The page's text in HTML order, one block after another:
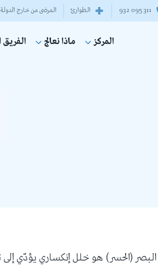
932 095 311 الطوارئ المرضى من خارج الدولة
المركز ماذا نعالج الفريق
(الحسر) هو خلل إنكساري يؤدّي